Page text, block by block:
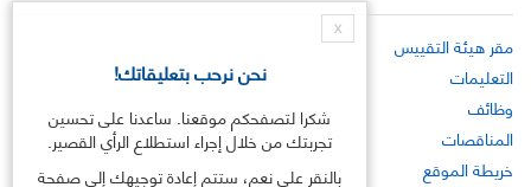
مقر هيئة التقييس
التعليمات
وظائف
المناقصات
خريطة الموقع
X
نحن نرحب بتعليقاتك!
شكرا لتصفحكم موقعنا. ساعدنا على تحسين
تجربتك من خلال إجراء استطلاع الرأي القصير.
بالنقر على نعم، ستتم إعادة توجيهك إلى صفحة